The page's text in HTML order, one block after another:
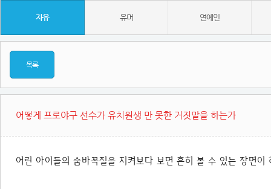
자유 유머 연예인
목록
어떻게 프로야구 선수가 유치원생 만 못한 거짓말을 하는가
어린 아이들의 숨바꼭질을 지켜보다 보면 흔히 볼 수 있는 장면이